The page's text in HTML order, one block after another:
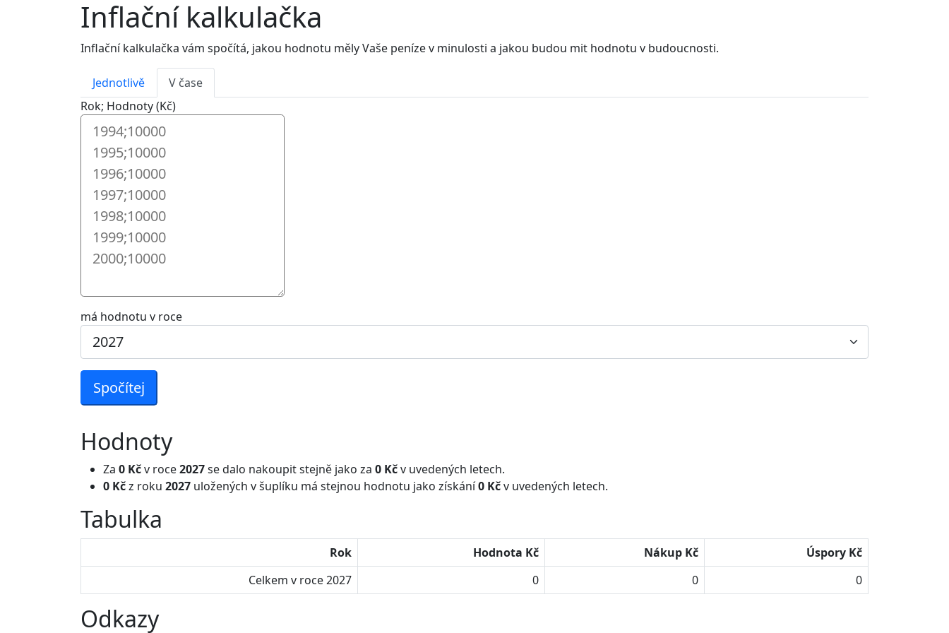
Inflační kalkulačka
Inflační kalkulačka vám spočítá, jakou hodnotu měly Vaše peníze v minulosti a jakou budou mit hodnotu v budoucnosti.
Jednotlivě
V čase
Rok; Hodnoty (Kč)
má hodnotu v roce
Spočítej
Hodnoty
Za 0 Kčv roce2027se dalo nakoupit stejně jako za 0 Kčv uvedených letech.
0 Kčz roku 2027 uložených v šuplíku má stejnou hodnotu jako získání0 Kčv uvedených letech.
Tabulka
Rok Hodnota Kč Nákup Kč
Úspory Kč
Celkem v roce 2027
0 0 0
Odkazy